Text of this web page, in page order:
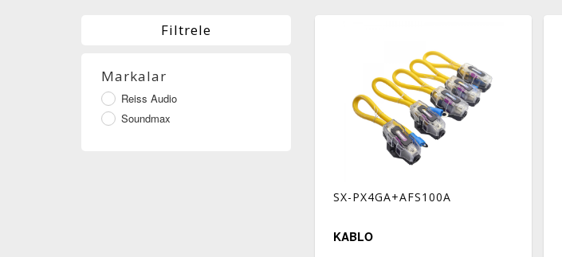
Filtrele
Markalar
Reiss Audio
Soundmax
SX-PX4GA+AFS100A
KABLO